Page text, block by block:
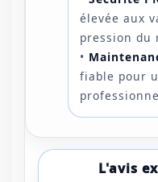
élevée aux
pression du
•
fiable pour
L'avis